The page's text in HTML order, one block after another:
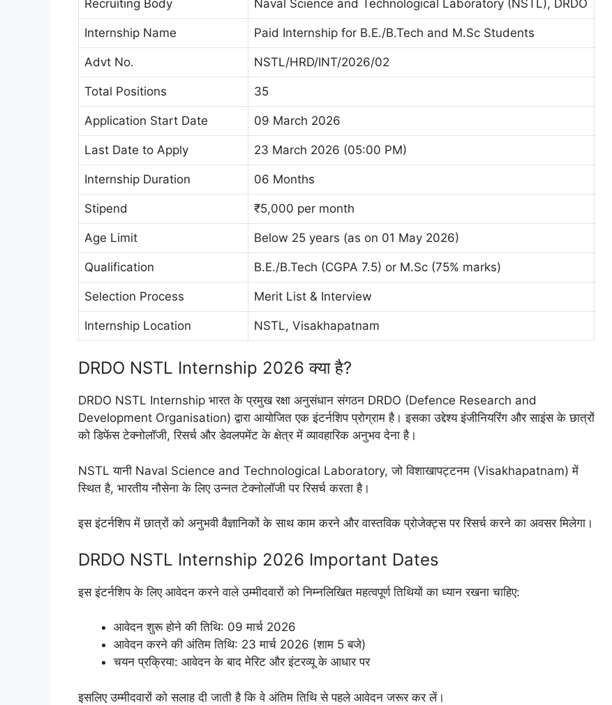
Recruiting Body Naval Science and Technological Laboratory (NSTL), DRDO
Internship Name Paid Internship for B.E./B.Tech and M.Sc Students
Advt No. NSTL/HRD/INT/2026/02
Total Positions 35
Application Start Date 09 March 2026
Last Date to Apply 23 March 2026 (05:00 PM)
Internship Duration 06 Months
Stipend ₹5,000 per month
Age Limit Below 25 years (as on 01 May 2026)
Qualification B.E./B.Tech (CGPA 7.5) or M.Sc (75% marks)
Selection Process Merit List & Interview
Internship Location NSTL, Visakhapatnam
DRDO NSTL Internship 2026 क्या है?
DRDO NSTL Internship भारत के प्रमुख रक्षा अनुसंधान संगठन DRDO (Defence Research and
Development Organisation) द्वारा आयोजित एक इंटर्नशिप प्रोग्राम है। इसका उद्देश्य इंजीनियरिंग और साइंस के छात्रों
को डिफेंस टेक्नोलॉजी, रिसर्च और डेवलपमेंट के क्षेत्र में व्यावहारिक अनुभव देना है।
NSTL यानी Naval Science and Technological Laboratory, जो विशाखापट्टनम (Visakhapatnam) में
स्थित है, भारतीय नौसेना के लिए उन्नत टेक्नोलॉजी पर रिसर्च करता है।
इस इंटर्नशिप में छात्रों को अनुभवी वैज्ञानिकों के साथ काम करने और वास्तविक प्रोजेक्ट्स पर रिसर्च करने का अवसर मिलेगा।
DRDO NSTL Internship 2026 Important Dates
इस इंटर्नशिप के लिए आवेदन करने वाले उम्मीदवारों को निम्नलिखित महत्वपूर्ण तिथियों का ध्यान रखना चाहिए:
आवेदन शुरू होने की तिथि: 09 मार्च 2026
आवेदन करने की अंतिम तिथि: 23 मार्च 2026 (शाम 5 बजे)
चयन प्रक्रिया: आवेदन के बाद मेरिट और इंटरव्यू के आधार पर
इसलिए उम्मीदवारों को सलाह दी जाती है कि वे अंतिम तिथि से पहले आवेदन जरूर कर लें।